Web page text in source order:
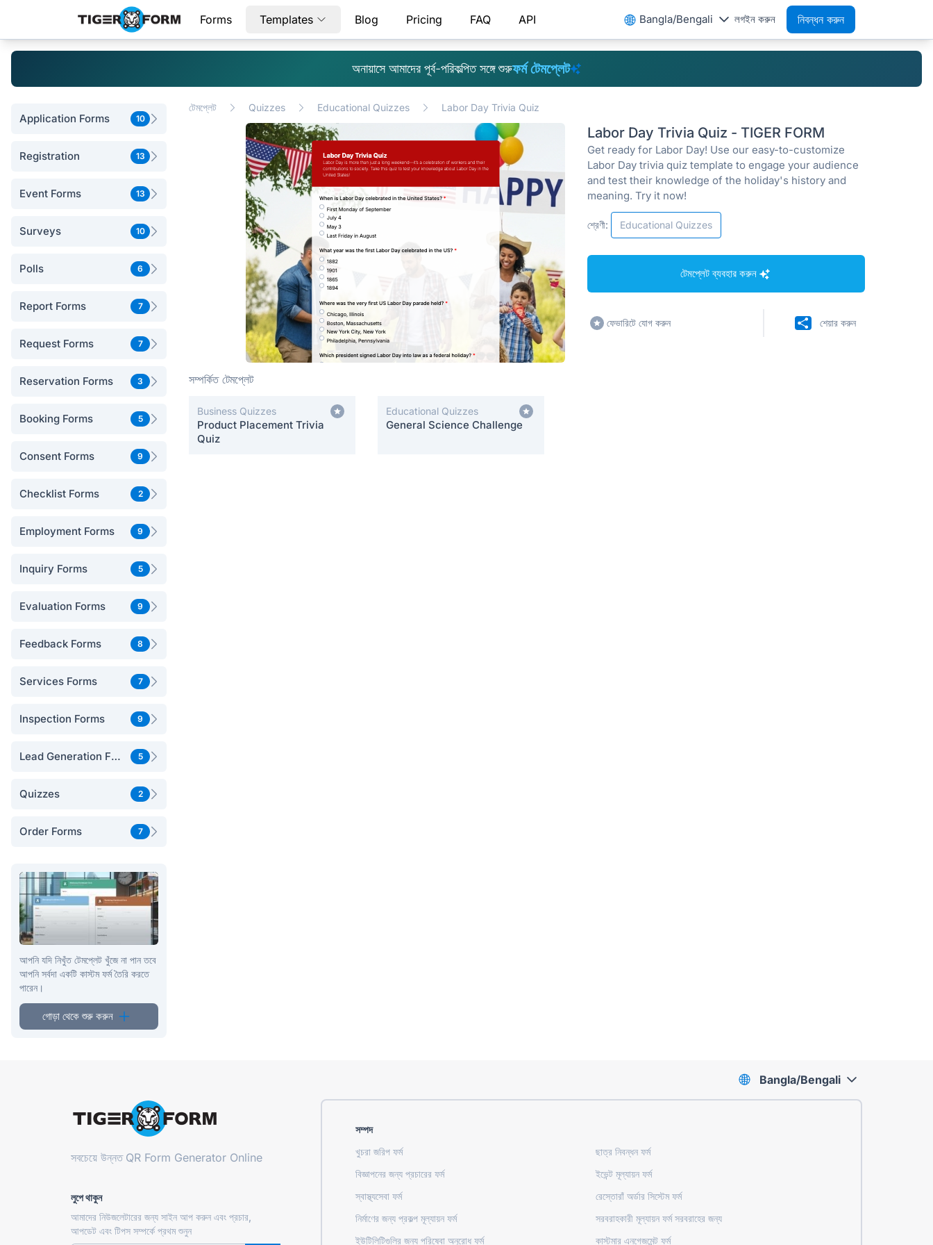
Forms Templates Blog Pricing FAQ API Bangla/Bengali লগইন করুন নিবন্ধন করুন
অনায়াসে আমাদের পূর্ব-পরিকল্পিত সঙ্গে শুরুফর্ম টেমপ্লেট
Application Forms 10
Registration 13
Event Forms 13
Surveys 10
Polls 6
Report Forms 7
Request Forms 7
Reservation Forms 3
Booking Forms 5
Consent Forms 9
Checklist Forms 2
Employment Forms 9
Inquiry Forms 5
Evaluation Forms 9
Feedback Forms 8
Services Forms 7
Inspection Forms 9
Lead Generation Forms 5
Quizzes 2
Order Forms 7
আপনি যদি নিখুঁত টেমপ্লেট খুঁজে না পান তবে
আপনি সর্বদা একটি কাস্টম ফর্ম তৈরি করতে
পারেন।
গোড়া থেকে শুরু করুন
টেমপ্লেট Quizzes Educational Quizzes Labor Day Trivia Quiz
Labor Day Trivia Quiz - TIGER FORM
Get ready for Labor Day! Use our easy-to-customize
Labor Day trivia quiz template to engage your audience
and test their knowledge of the holiday's history and
meaning. Try it now!
শ্রেণী: Educational Quizzes
টেমপ্লেট ব্যবহার করুন
ফেভারিটে যোগ করুন শেয়ার করুন
সম্পর্কিত টেমপ্লেট
Business Quizzes
Product Placement Trivia
Quiz
Educational Quizzes
General Science Challenge
সবচেয়ে উন্নত QR Form Generator Online
লুপে থাকুন
আমাদের নিউজলেটারের জন্য সাইন আপ করুন এবং প্রচার,
আপডেট এবং টিপস সম্পর্কে প্রথম শুনুন
সম্পদ
খুচরা জরিপ ফর্ম
ছাত্র নিবন্ধন ফর্ম
বিজ্ঞাপনের জন্য প্রচারের ফর্ম
ইভেন্ট মূল্যায়ন ফর্ম
স্বাস্থ্যসেবা ফর্ম
রেস্তোরাঁ অর্ডার সিস্টেম ফর্ম
নির্মাণের জন্য প্রকল্প মূল্যায়ন ফর্ম
সরবরাহকারী মূল্যায়ন ফর্ম সরবরাহের জন্য
ইউটিলিটিগুলির জন্য পরিষেবা অনুরোধ ফর্ম
কাস্টমার এনগেজমেন্ট ফর্ম
Bangla/Bengali